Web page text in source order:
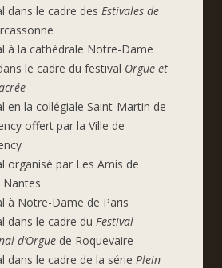
dans le cadre des Estivales de
à la cathédrale Notre-Dame
le cadre du festival Orgue et
en la collégiale Saint-Martin de
offert par la Ville de
organisé par Les Amis de
Nantes
à Notre-Dame de Paris
dans le cadre du Festival
d’Orgue de Roquevaire
dans le cadre de la série Plein